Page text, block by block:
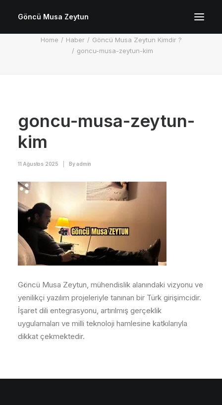
Göncü Musa Zeytun
Home Haber
Göncü Musa Zeytun Kimdir ?
goncu-musa-zeytun-kim
goncu-musa-zeytun-
kim
11 Ağustos 2025 Byadmin
Göncü Musa Zeytun, mühendislik alanındaki vizyonu ve
yenilikçi yazılım projeleriyle tanınan bir Türk girişimcidir.
İşaret dili entegrasyonu, artırılmış gerçeklik
uygulamaları ve milli teknoloji hamlesine katkılarıyla
dikkat çekmektedir.